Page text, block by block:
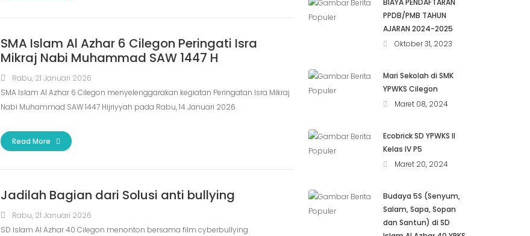
SMA Islam Al Azhar 6 Cilegon Peringati Isra
Mikraj Nabi Muhammad SAW 1447 H
Rabu, 21 Januari 2026
SMA Islam Al Azhar 6 Cilegon menyelenggarakan kegiatan Peringatan Isra Mikraj
Nabi Muhammad SAW 1447 Hijriyyah pada Rabu, 14 Januari 2026.
Read More
Jadilah Bagian dari Solusi anti bullying
Rabu, 21 Januari 2026
SD Islam Al Azhar 40 Cilegon menonton bersama film cyberbullying
BIAYA PENDAFTARAN
PPDB/PMB TAHUN
AJARAN 2024-2025
Oktober 31, 2023
Mari Sekolah di SMK
YPWKS Cilegon
Maret 08, 2024
Ecobrick SD YPWKS II
Kelas IV P5
Maret 20, 2024
Budaya 5S (Senyum,
Salam, Sapa, Sopan
dan Santun) di SD